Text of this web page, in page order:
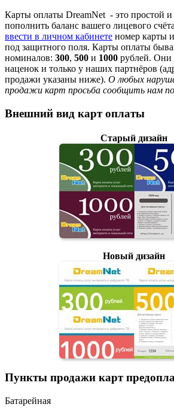
Карты оплаты DreamNet - это простой
пополнить баланс вашего лицевого
ввести в личном кабинете номер карты
под защитного поля. Карты оплаты
номиналов: 300, 500 и 1000 рублей. Они
наценок и только у наших партнёров
продажи указаны ниже). О любых
продажи карт просьба сообщить нам
Внешний вид карт оплаты
Старый дизайн
Новый дизайн
Пункты продажи карт
Батарейная